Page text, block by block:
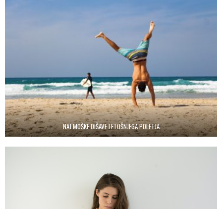
NAJ MOŠKE DIŠAVE LETOŠNJEGA POLETJA